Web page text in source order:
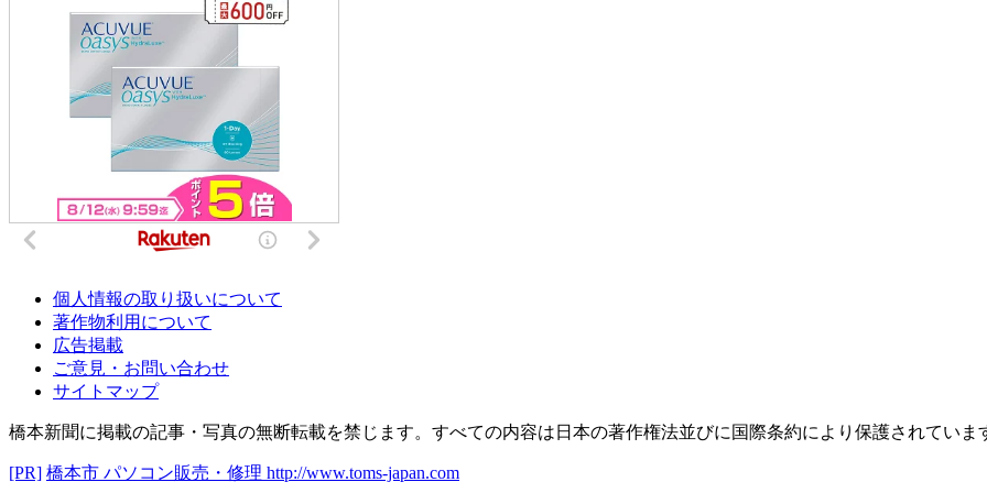
個人情報の取り扱いについて
著作物利用について
広告掲載
ご意見・お問い合わせ
サイトマップ
橋本新聞に掲載の記事・写真の無断転載を禁じます。すべての内容は日本の著作権法並びに国際条約により保護されていま
[PR] 橋本市 パソコン販売・修理 http://www.toms-japan.com